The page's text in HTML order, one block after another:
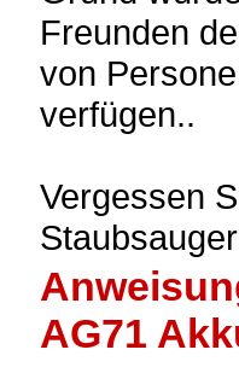
Freunden
von
verfügen..
Vergessen
AG71